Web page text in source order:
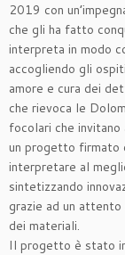
2019 con
che gli ha fatto
interpreta in modo
accogliendo gli
amore e cura dei
che rievoca le
focolari che
un progetto firmato
interpretare al
sintetizzando
grazie ad un
dei materiali.
Il progetto è stato